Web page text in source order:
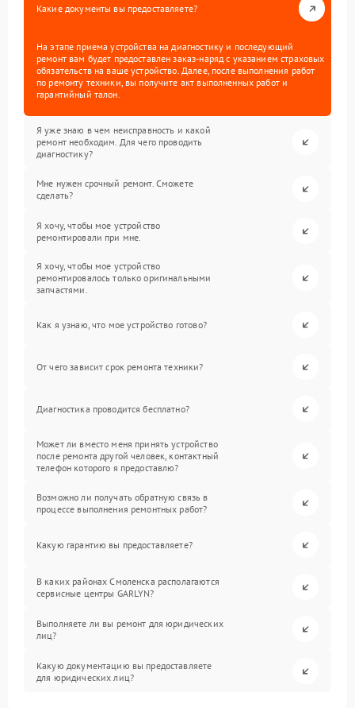
Какие документы вы предоставляете?
На этапе приема устройства на диагностику и последующий
ремонт вам будет предоставлен заказ-наряд с указанием страховых
обязательств на ваше устройство. Далее, после выполнения работ
по ремонту техники, вы получите акт выполненных работ и
гарантийный талон.
Я уже знаю в чем неисправность и какой
ремонт необходим. Для чего проводить
диагностику?
Мне нужен срочный ремонт. Сможете
сделать?
Я хочу, чтобы мое устройство
ремонтировали при мне.
Я хочу, чтобы мое устройство
ремонтировалось только оригинальными
запчастями.
Как я узнаю, что мое устройство готово?
От чего зависит срок ремонта техники?
Диагностика проводится бесплатно?
Может ли вместо меня принять устройство
после ремонта другой человек, контактный
телефон которого я предоставлю?
Возможно ли получать обратную связь в
процессе выполнения ремонтных работ?
Какую гарантию вы предоставляете?
В каких районах Смоленска располагаются
сервисные центры GARLYN?
Выполняете ли вы ремонт для юридических
лиц?
Какую документацию вы предоставляете
для юридических лиц?